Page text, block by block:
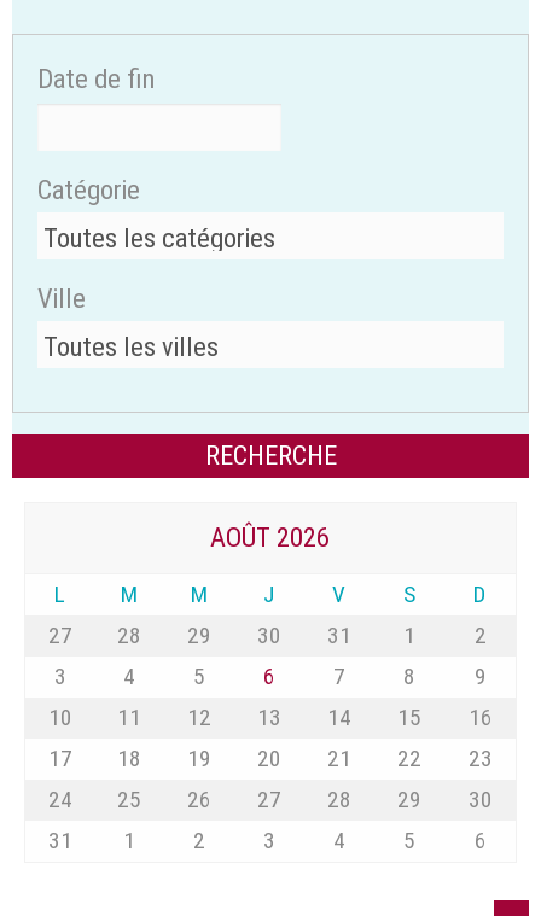
Date de fin
Catégorie
Ville
AOÛT 2026
L M M J V S
D
27
28 29 30 31 1
2
3
4 5 6 7 8
9
10
11 12 13 14 15
16
17
18 19 20 21 22
23
24
25 26 27 28 29
30
31
1 2 3 4 5 6